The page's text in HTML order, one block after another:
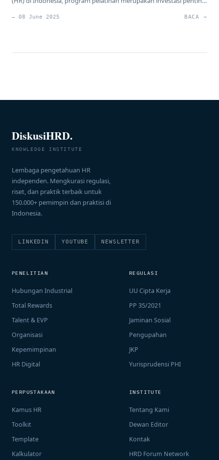
bisnis. Namun, tanpa evaluasi yang tepat, sulit untuk mengetahui
— 08 June 2025 BACA →
DiskusiHRD.
KNOWLEDGE INSTITUTE
Lembaga pengetahuan HR
independen. Mengkurasi regulasi,
riset, dan praktik terbaik untuk
150.000+ pemimpin dan praktisi di
Indonesia.
LINKEDIN YOUTUBE NEWSLETTER
PENELITIAN
Hubungan Industrial
Total Rewards
Talent & EVP
Organisasi
Kepemimpinan
HR Digital
REGULASI
UU Cipta Kerja
PP 35/2021
Jaminan Sosial
Pengupahan
JKP
Yurisprudensi PHI
PERPUSTAKAAN
Kamus HR
Toolkit
Template
Kalkulator
INSTITUTE
Tentang Kami
Dewan Editor
Kontak
HRD Forum Network